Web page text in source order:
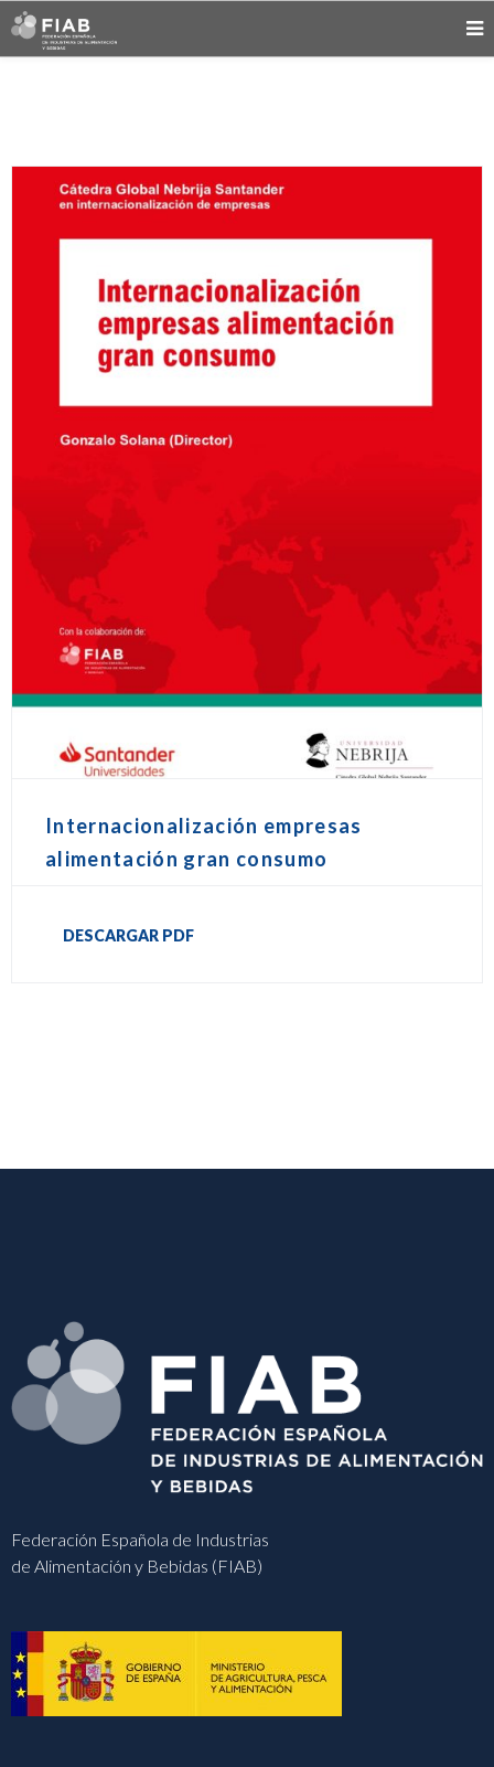
Internacionalización empresas
alimentación gran consumo
DESCARGAR PDF
Federación Española de Industrias
de Alimentación y Bebidas (FIAB)